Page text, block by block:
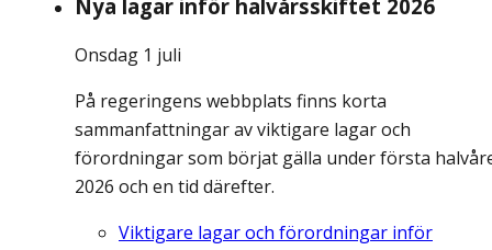
Nya lagar inför halvårsskiftet 2026
Onsdag 1 juli
På regeringens webbplats finns korta
sammanfattningar av viktigare lagar och
förordningar som börjat gälla under första
2026 och en tid därefter.
Viktigare lagar och förordningar inför